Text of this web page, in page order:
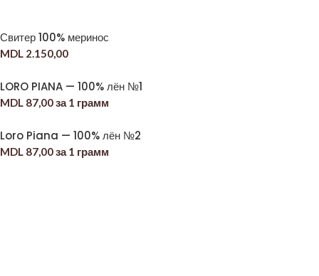
Свитер 100% меринос
MDL 2.150,00
LORO PIANA — 100% лён №1
MDL 87,00за 1 грамм
Loro Piana — 100% лён №2
MDL 87,00за 1 грамм